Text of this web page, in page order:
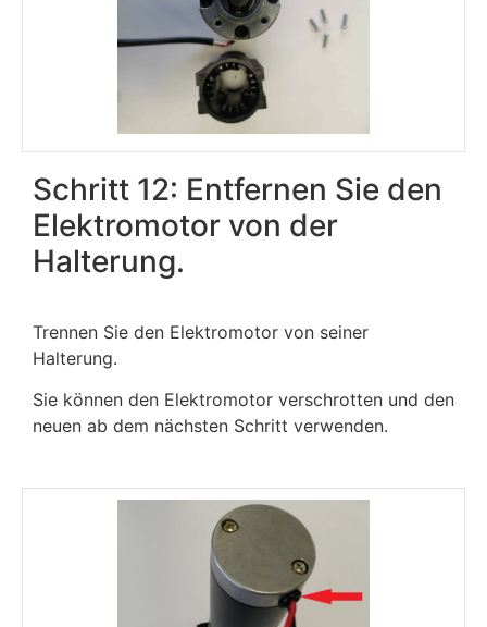
Schritt 12: Entfernen Sie den
Elektromotor von der
Halterung.
Trennen Sie den Elektromotor von seiner
Halterung.
Sie können den Elektromotor verschrotten und den
neuen ab dem nächsten Schritt verwenden.